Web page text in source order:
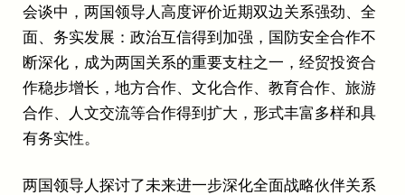
会谈中，两国领导人高度评价近期双边关系强劲、全
面、务实发展：政治互信得到加强，国防安全合作不
断深化，成为两国关系的重要支柱之一，经贸投资合
作稳步增长，地方合作、文化合作、教育合作、旅游
合作、人文交流等合作得到扩大，形式丰富多样和具
有务实性。
两国领导人探讨了未来进一步深化全面战略伙伴关系